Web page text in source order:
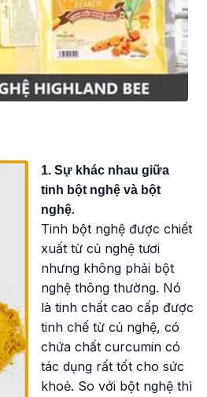
1. Sự khác nhau giữa
tinh bột nghệ và bột
nghệ.
Tinh bột nghệ được chiết
xuất từ củ nghệ tươi
nhưng không phải bột
nghệ thông thường. Nó
là tinh chất cao cấp được
tinh chế từ củ nghệ, có
chứa chất curcumin có
tác dụng rất tốt cho sức
khoẻ. So với bột nghệ thì